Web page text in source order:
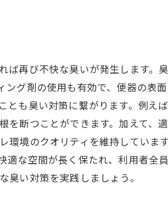
ば再び不快な臭いが発生します。
グ剤の使用も有効で、便器の表
とも臭い対策に繋がります。例え
を断つことができます。加えて、
環境のクオリティを維持していま
適な空間が長く保たれ、利用者全
臭い対策を実践しましょう。